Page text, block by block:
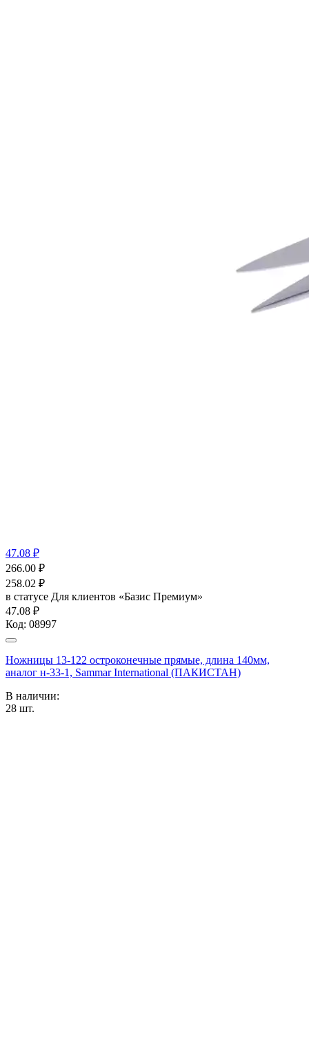
47.08 ₽
266.00 ₽
258.02 ₽
в статусе Для клиентов «Базис Премиум»
47.08 ₽
Код: 08997
Ножницы 13-122 остроконечные прямые, длина 140мм,
аналог н-33-1, Sammar International (ПАКИСТАН)
В наличии:
28 шт.